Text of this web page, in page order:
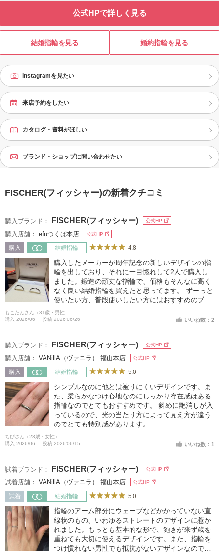
公式HPで詳しく見る
結婚指輪を見る 婚約指輪を見る
instagramを見たい
来店予約をしたい
カタログ・資料がほしい
ブランド・ショップに問い合わせたい
FISCHER(フィッシャー)の新着クチコミ
購入ブランド： FISCHER(フィッシャー) 公式HP
購入店舗： efuつくば本店 公式HP
購入 結婚指輪 4.8
購入したメーカーが周年記念の新しいデザインの指
輪を出しており、それに一目惚れして2人で購入し
ました。鍛造の頑丈な指輪で、価格もそんなに高く
なく良い結婚指輪を買えたと思ってます。 ずーっと
使いたい方、普段使いしたい方にはおすすめのブラ
ンドです。
もこたんさん（31歳・男性）
購入 2026/06
投稿 2026/06/26 いいね数：2
購入ブランド： FISCHER(フィッシャー) 公式HP
購入店舗： VANillA（ヴァニラ） 福山本店 公式HP
購入 結婚指輪 5.0
シンプルなのに他とは被りにくいデザインです。ま
た、柔らかなつけ心地なのにしっかり存在感はある
指輪なのでとてもおすすめです。 斜めに艶消しが入
っているので、光の当たり方によって見え方が違う
のでとても特別感があります。
ちびさん（23歳・女性）
購入 2026/06
投稿 2026/06/15 いいね数：1
試着ブランド： FISCHER(フィッシャー) 公式HP
試着店舗： VANillA（ヴァニラ） 福山本店 公式HP
試着 結婚指輪 5.0
指輪のアーム部分にウェーブなどかかっていない直
線状のもの、いわゆるストレートのデザインに惹か
れました。もっとも基本的な形で、飽きが来ず歳を
重ねても大切に使えるデザインです。また、指輪を
つけ慣れない男性でも抵抗がないデザインなのでこ